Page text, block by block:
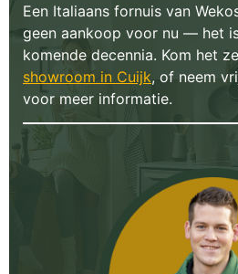
Een Italiaans fornuis van
geen aankoop voor nu — het
komende decennia. Kom het
showroom in Cuijk, of neem
voor meer informatie.